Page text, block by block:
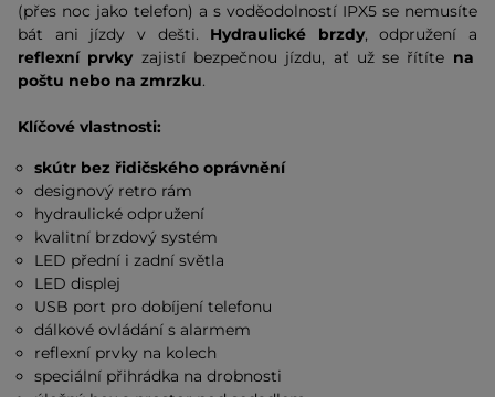
(přes noc jako telefon) a s voděodolností IPX5 se nemusíte
bát ani jízdy v dešti. Hydraulické brzdy, odpružení a
reflexní prvky zajistí bezpečnou jízdu, ať už se řítíte na
poštu nebo na zmrzku.
Klíčové vlastnosti:
skútr bez řidičského oprávnění
designový retro rám
hydraulické odpružení
kvalitní brzdový systém
LED přední i zadní světla
LED displej
USB port pro dobíjení telefonu
dálkové ovládání s alarmem
reflexní prvky na kolech
speciální přihrádka na drobnosti